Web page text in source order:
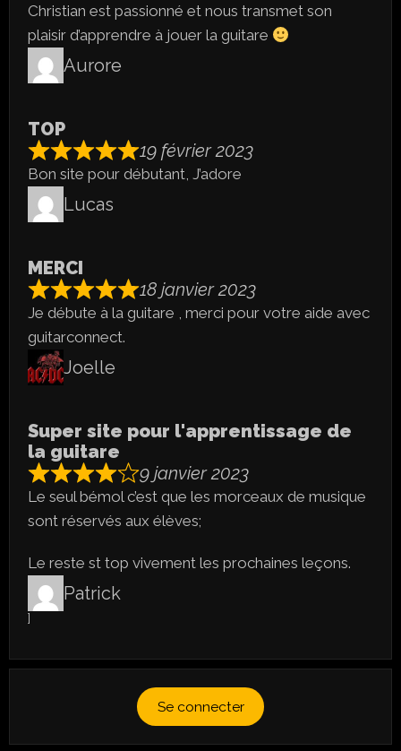
Christian est passionné et nous transmet son
plaisir d’apprendre à jouer la guitare
Aurore
TOP
19 février 2023
Bon site pour débutant, J’adore
Lucas
MERCI
18 janvier 2023
Je débute à la guitare , merci pour votre aide avec
guitarconnect.
Joelle
Super site pour l'apprentissage de
la guitare
9 janvier 2023
Le seul bémol c’est que les morceaux de musique
sont réservés aux élèves;
Le reste st top vivement les prochaines leçons.
Patrick
]
Se connecter